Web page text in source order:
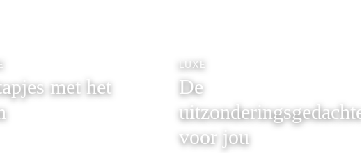
met het
LUXE
De
uitzonderingsgedachte
voor jou